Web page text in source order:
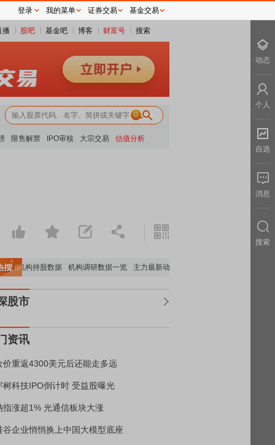
播 股吧 基金吧 博客 财富号 搜索
0
限售解禁 IPO审核 大宗交易 估值分析
要机构持股数据 机构调研数据一览 主力最新动向
股市
资讯
价重返4300美元后还能走多远
树科技IPO倒计时 受益股曝光
指涨超1% 光通信板块大涨
谷企业悄悄换上中国大模型底座
登录 我的菜单 证券交易 基金交易
动态
个人
自选
消息
搜索